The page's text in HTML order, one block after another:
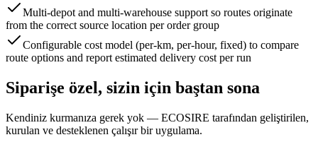
Multi-depot and multi-warehouse support so routes originate
from the correct source location per order group
Configurable cost model (per-km, per-hour, fixed) to compare
route options and report estimated delivery cost per run
Siparişe özel, sizin için baştan sona
Kendiniz kurmanıza gerek yok — ECOSIRE tarafından geliştirilen,
kurulan ve desteklenen çalışır bir uygulama.